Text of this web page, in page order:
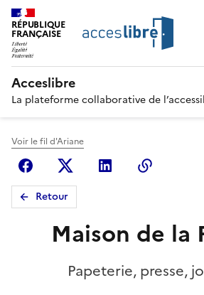
RÉPUBLIQUE
FRANÇAISE
Acceslibre
La plateforme collaborative de
Voir le fil d'Ariane
FacebookX (anciennement
Linkedin
Retour
Maison de la
Papeterie, presse,